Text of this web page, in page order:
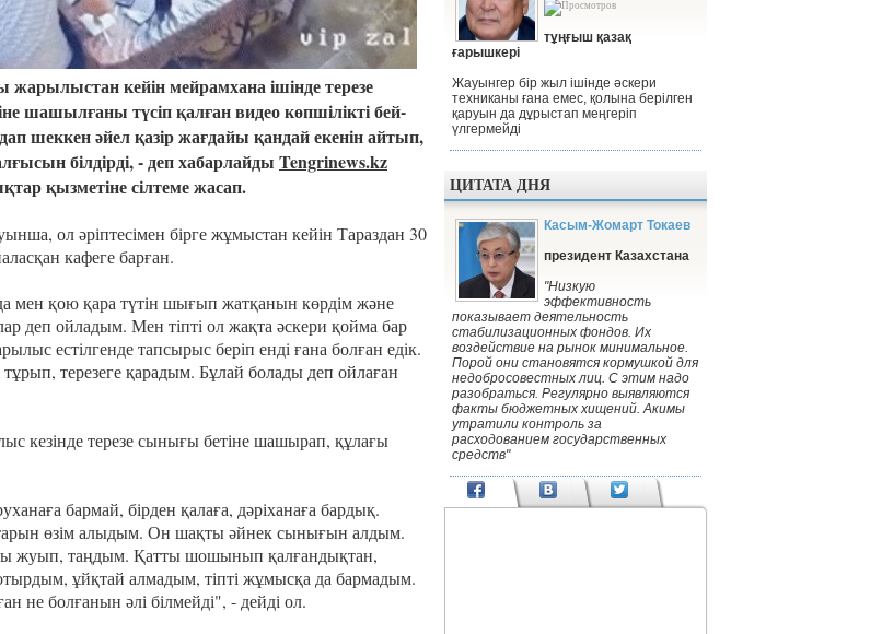
кейін мейрамхана ішінде терезе
шашылғаны түсіп қалған видео көпшілікті бей-
шеккен әйел қазір жағдайы қандай екенін айтып,
білдірді, - деп хабарлайды Tengrinews.kz
қызметіне сілтеме жасап.
ол әріптесімен бірге жұмыстан кейін Тараздан 30
кафеге барған.
мен қою қара түтін шығып жатқанын көрдім және
деп ойладым. Мен тіпті ол жақта әскери қойма бар
естілгенде тапсырыс беріп енді ғана болған едік.
терезеге қарадым. Бұлай болады деп ойлаған
кезінде терезе сынығы бетіне шашырап, құлағы
бармай, бірден қалаға, дәріханаға бардық.
өзім алыдым. Он шақты әйнек сынығын алдым.
жуып, таңдым. Қатты шошынып қалғандықтан,
ұйқтай алмадым, тіпті жұмысқа да бармадым.
не болғанын әлі білмейді", - дейді ол.
тұңғыш қазақ
ғарышкері
Жауынгер бір жыл ішінде әскери
техниканы ғана емес, қолына берілген
қаруын да дұрыстап меңгеріп
үлгермейді
ЦИТАТА ДНЯ
Касым-Жомарт Токаев
президент Казахстана
"Низкую
эффективность
показывает деятельность
стабилизационных фондов. Их
воздействие на рынок минимальное.
Порой они становятся кормушкой для
недобросовестных лиц. С этим надо
разобраться. Регулярно выявляются
факты бюджетных хищений. Акимы
утратили контроль за
расходованием государственных
средств"